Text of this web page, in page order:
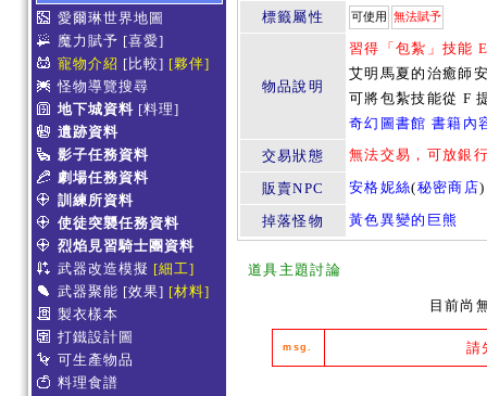
愛爾琳世界地圖
魔力賦予 [喜愛]
寵物介紹 [比較] [夥伴]
怪物導覽搜尋
地下城資料 [料理]
遺跡資料
影子任務資料
劇場任務資料
訓練所資料
使徒突襲任務資料
烈焰見習騎士團資料
武器改造模擬 [細工]
武器聚能 [效果] [材料]
製衣樣本
打鐵設計圖
可生產物品
料理食譜
標籤屬性 可使用 無法賦予
物品說明
習得「包紮」技能
艾明馬夏的治癒師
可將包紮技能從 F
奇幻圖書館 書籍內
交易狀態
無法交易，可放銀
販賣NPC 安格妮絲(秘密商店)
掉落怪物 黃色異變的巨熊
道具主題討論
目前尚
msg. 請